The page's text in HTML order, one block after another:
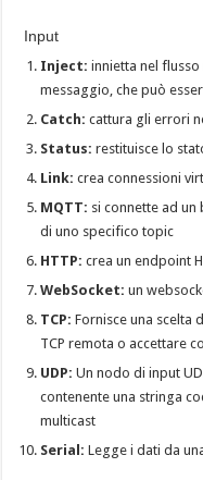
Input
Inject: innietta nel
messaggio, che può
Catch: cattura gli errori
Status: restituisce lo
Link: crea connessioni
MQTT: si connette ad un
di uno specifico topic
HTTP: crea un endpoint
WebSocket: un
TCP: Fornisce una scelta
TCP remota o accettare
UDP: Un nodo di input
contenente una stringa
multicast
Serial: Legge i dati da